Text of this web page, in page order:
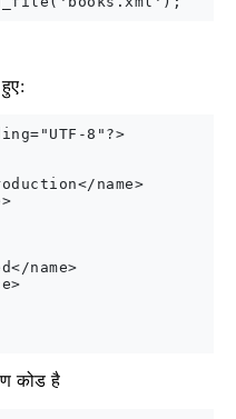
8"?>
name>
name>
कोड है